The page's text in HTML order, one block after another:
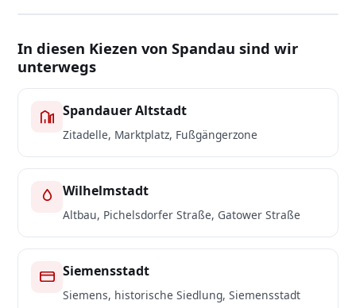
Bild lädt …
…lkw-strassenansicht.webp
In diesen Kiezen von Spandau sind wir
unterwegs
Spandauer Altstadt
Zitadelle, Marktplatz, Fußgängerzone
Wilhelmstadt
Altbau, Pichelsdorfer Straße, Gatower Straße
Siemensstadt
Siemens, historische Siedlung, Siemensstadt